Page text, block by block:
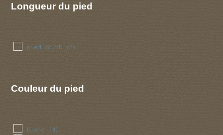
Longueur du pied
pied court (3)
Couleur du pied
blanc (4)